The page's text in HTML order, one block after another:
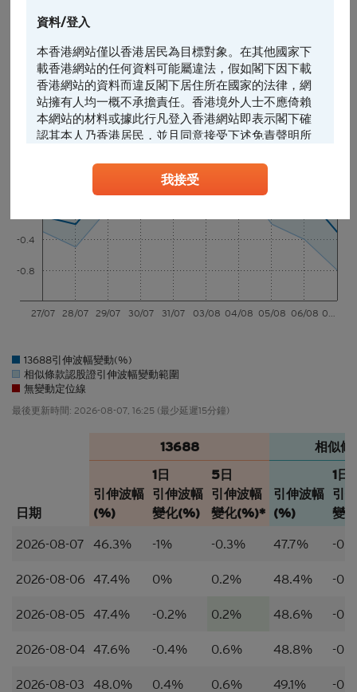
資料/登入
本香港網站僅以香港居民為目標對象。在其他國家下
載香港網站的任何資料可能屬違法，假如閣下因下載
香港網站的資料而違反閣下居住所在國家的法律，網
站擁有人均一概不承擔責任。香港境外人士不應倚賴
本網站的材料或據此行凡登入香港網站即表示閣下確
認其本人乃香港居民，並且同意接受下述免責聲明所
任何人士登入本香港網站或可能管有其中所載材料，
應當查明及遵照任何適用的限制（包括本文所載
擁有人絕不承擔責任。本香港網站所載的任何資料嚴
禁於適用法律或法規不容許分發、傳送、披露或發佈
的地區複製、分發、傳送、披露或發佈給當地人士，
特別要注意的是，本網站所載的資料不得帶進或傳送
到美國或直接或間接在美國或向任何美籍人士（定義
見1933年美國《證券法》S規例）傳閱。為遵守適用
或下載當中任何內容。
並非邀約/意見/建議
成或組成購買、出售、認購或承銷任何材料或本香港
網站所提述或所指的結構性產品（「結構性產品」）
的一項（或其中一部分的）要約、邀請、招攬、誘
因、意見或建議。材料並不構成購買或出售結構性產
品或達成任何交易的意見或任何形式的建議。本網站
或其材料不應被視為任何類型或形式的廣告、誘因或
所編製的材料僅概括以一般資訊接收者為對象，並無
源，然而，網站擁有人並無對材料進行核實，因此，
我接受
5日*
-1.9%
13688 引伸波幅變動(1日)-1% (5日*)-0.3%
1日
27/07 28/07 29/07 30/07 31/07 03/08 04/08 05/08 06/08 0…
-0.8
-0.4
引伸波幅變動% (5日)
13688引伸波幅變動(%)
相似條款認股證引伸波幅變動範圍
無變動定位線
最後更新時間: 2026-08-07, 16:25 (最少延遲15分鐘)
13688 相似條
日期
引伸波幅
(%)
1日
引伸波幅
變化(%)
5日
引伸波幅
變化(%)*
引伸波幅
(%)
1日
引
變
2026-08-07 46.3% -1% -0.3% 47.7% -
2026-08-06 47.4% 0% 0.2% 48.4% -
2026-08-05 47.4% -0.2% 0.2% 48.6% -
2026-08-04 47.6% -0.4% 0.6% 48.8% -
2026-08-03 48.0% 0.4% 0.6% 49.1% -